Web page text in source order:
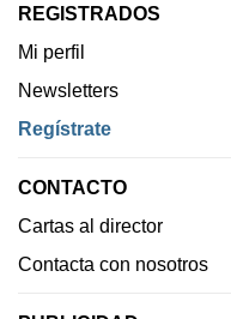
REGISTRADOS
Mi perfil
Newsletters
Regístrate
CONTACTO
Cartas al director
Contacta con nosotros